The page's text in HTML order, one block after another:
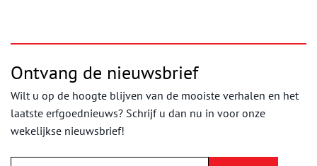
Ontvang de nieuwsbrief
Wilt u op de hoogte blijven van de mooiste verhalen en het
laatste erfgoednieuws? Schrijf u dan nu in voor onze
wekelijkse nieuwsbrief!